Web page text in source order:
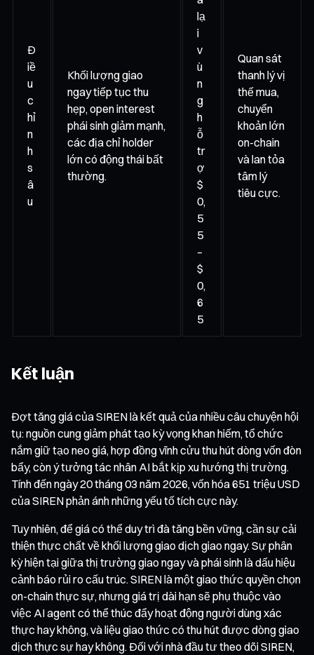
Đ
iề
u
c
hỉ
n
h
s
â
u
Khối lượng giao
ngay tiếp tục thu
hẹp, open interest
phái sinh giảm mạnh,
các địa chỉ holder
lớn có động thái bất
thường.
lạ
i
v
ù
n
g
h
ỗ
tr
ợ
$
0,
5
5
–
$
0,
6
5
Quan sát
thanh lý vị
thế mua,
chuyển
khoản lớn
on-chain
và lan tỏa
tâm lý
tiêu cực.
Kết luận
Đợt tăng giá của SIREN là kết quả của nhiều câu chuyện hội
tụ: nguồn cung giảm phát tạo kỳ vọng khan hiếm, tổ chức
nắm giữ tạo neo giá, hợp đồng vĩnh cửu thu hút dòng vốn đòn
bẩy, còn ý tưởng tác nhân AI bắt kịp xu hướng thị trường.
Tính đến ngày 20 tháng 03 năm 2026, vốn hóa 651 triệu USD
của SIREN phản ánh những yếu tố tích cực này.
Tuy nhiên, để giá có thể duy trì đà tăng bền vững, cần sự cải
thiện thực chất về khối lượng giao dịch giao ngay. Sự phân
kỳ hiện tại giữa thị trường giao ngay và phái sinh là dấu hiệu
cảnh báo rủi ro cấu trúc. SIREN là một giao thức quyền chọn
on-chain thực sự, nhưng giá trị dài hạn sẽ phụ thuộc vào
việc AI agent có thể thúc đẩy hoạt động người dùng xác
thực hay không, và liệu giao thức có thu hút được dòng giao
dịch thực sự hay không. Đối với nhà đầu tư theo dõi SIREN,